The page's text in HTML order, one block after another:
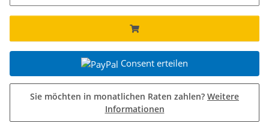
Consent erteilen
Sie möchten in monatlichen Raten zahlen? Weitere
Informationen